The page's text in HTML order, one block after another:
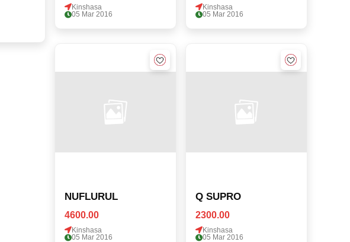
Kinshasa
05 Mar 2016
Kinshasa
05 Mar 2016
NUFLURUL
4600.00
Kinshasa
05 Mar 2016
Q SUPRO
2300.00
Kinshasa
05 Mar 2016